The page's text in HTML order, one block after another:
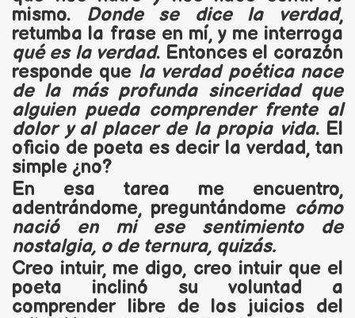
mismo. Donde se dice la verdad,
retumba la frase en mí, y me interroga
qué es la verdad. Entonces el corazón
responde que la verdad poética nace
de la más profunda sinceridad que
alguien pueda comprender frente al
dolor y al placer de la propia vida. El
oficio de poeta es decir la verdad, tan
simple ¿no?
En esa tarea me encuentro,
adentrándome, preguntándome cómo
nació en mi ese sentimiento de
nostalgia, o de ternura, quizás.
Creo intuir, me digo, creo intuir que el
poeta inclinó su voluntad a
comprender libre de los juicios del